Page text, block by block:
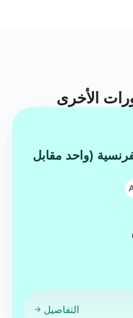
الأخرى
(واحد مقابل
التفاصيل